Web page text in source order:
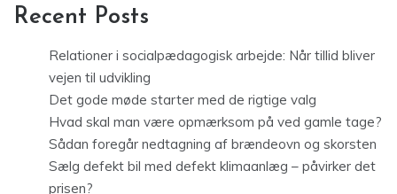
Recent Posts
Relationer i socialpædagogisk arbejde: Når tillid bliver
vejen til udvikling
Det gode møde starter med de rigtige valg
Hvad skal man være opmærksom på ved gamle tage?
Sådan foregår nedtagning af brændeovn og skorsten
Sælg defekt bil med defekt klimaanlæg – påvirker det
prisen?